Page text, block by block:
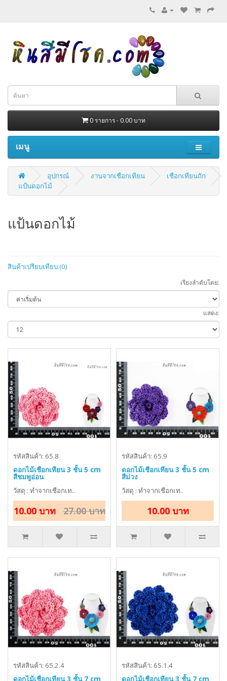
0 รายการ - 0.00 บาท
เมนู
อุปกรณ์ งานจากเชือกเทียน
เชือกเทียนถัก
แป้นดอกไม้
แป้นดอกไม้
สินค้าเปรียบเทียบ (0)
เรียงลำดับโดย:
แสดง:
รหัสสินค้า: 65.8
ดอกไม้เชือกเทียน 3 ชั้น 5 cm
สีชมพูอ่อน
วัสดุ : ทำจากเชือกเท..
10.00 บาท 27.00 บาท
รหัสสินค้า: 65.9
ดอกไม้เชือกเทียน 3 ชั้น 5 cm
สีม่วง
วัสดุ : ทำจากเชือกเท..
10.00 บาท
รหัสสินค้า: 65.2.4
ดอกไม้เชือกเทียน 3 ชั้น 7 cm
รหัสสินค้า: 65.1.4
ดอกไม้เชือกเทียน 3 ชั้น 7 cm